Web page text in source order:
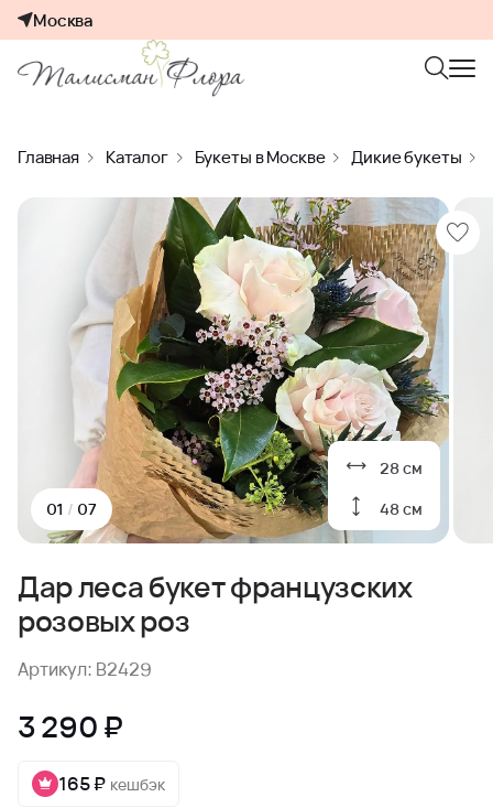
Москва
Главная Каталог Букеты в Москве Дикие букеты
28 см
48 см
01 / 07
Дар леса букет французских
розовых роз
Артикул: B2429
3 290 ₽
165 ₽ кешбэк